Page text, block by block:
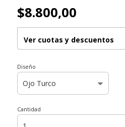
$8.800,00
Ver cuotas y descuentos
Diseño
Cantidad